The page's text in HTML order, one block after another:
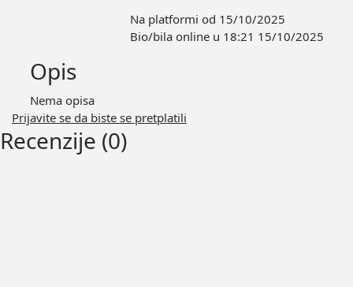
Na platformi od 15/10/2025
Bio/bila online u 18:21 15/10/2025
Opis
Nema opisa
Prijavite se da biste se pretplatili
Recenzije (0)